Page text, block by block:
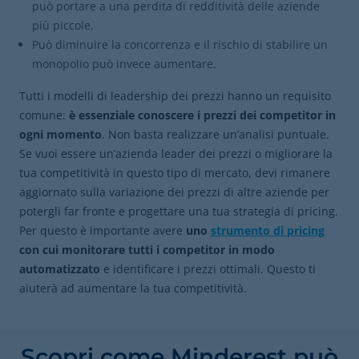
può portare a una perdita di redditività delle aziende
più piccole.
Può diminuire la concorrenza e il rischio di stabilire un
monopolio può invece aumentare.
Tutti i modelli di leadership dei prezzi hanno un requisito
comune: è essenziale conoscere i prezzi dei competitor in
ogni momento. Non basta realizzare un’analisi puntuale.
Se vuoi essere un’azienda leader dei prezzi o migliorare la
tua competitività in questo tipo di mercato, devi rimanere
aggiornato sulla variazione dei prezzi di altre aziende per
potergli far fronte e progettare una tua strategia di pricing.
Per questo è importante avere uno strumento di pricing
con cui monitorare tutti i competitor in modo
automatizzato e identificare i prezzi ottimali. Questo ti
aiuterà ad aumentare la tua competitività.